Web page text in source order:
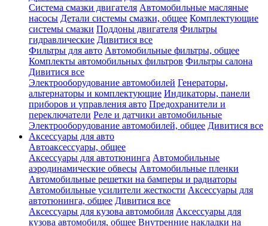
Система смазки двигателя Автомобильные масляные
насосы Детали системы смазки, общее Комплектующие
системы смазки Поддоны двигателя Фильтры
гидравлические Дивитися все
Фильтры для авто Автомобильные фильтры, общее
Комплекты автомобильных фильтров Фильтры салона
Дивитися все
Электрооборудование автомобилей Генераторы,
альтернаторы и комплектующие Индикаторы, панели
приборов и управления авто Предохранители и
переключатели Реле и датчики автомобильные
Электрооборудование автомобилей, общее Дивитися все
Аксессуары для авто
Автоаксессуары, общее
Аксессуары для автотюнинга Автомобильные
аэродинамические обвесы Автомобильные пленки
Автомобильные решетки на бамперы и радиаторы
Автомобильные усилители жесткости Аксессуары для
автотюнинга, общее Дивитися все
Аксессуары для кузова автомобиля Аксессуары для
кузова автомобиля, общее Внутренние накладки на